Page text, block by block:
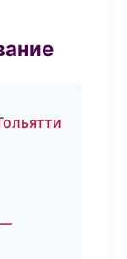
—